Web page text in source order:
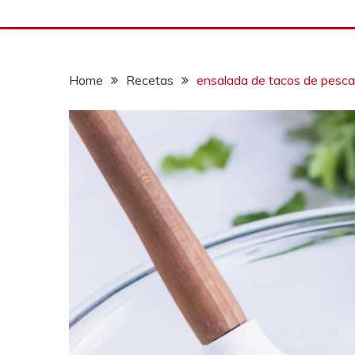
Home Recetas ensalada de tacos de